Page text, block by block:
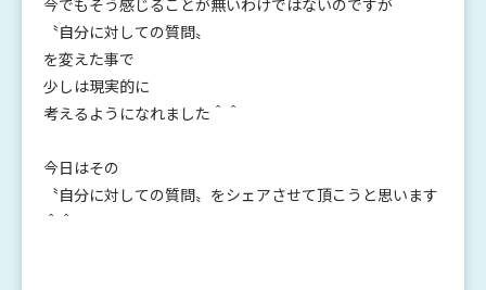
今でもそう感じることが無いわけではないのですが
〝自分に対しての質問〟
を変えた事で
少しは現実的に
考えるようになれました＾＾
今日はその
〝自分に対しての質問〟をシェアさせて頂こうと思います
＾＾